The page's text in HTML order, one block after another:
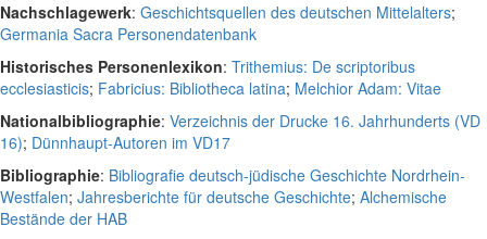
Nachschlagewerk: Geschichtsquellen des deutschen Mittelalters;
Germania Sacra Personendatenbank
Historisches Personenlexikon: Trithemius: De scriptoribus
ecclesiasticis; Fabricius: Bibliotheca latina; Melchior Adam: Vitae
Nationalbibliographie: Verzeichnis der Drucke 16. Jahrhunderts (VD
16); Dünnhaupt-Autoren im VD17
Bibliographie: Bibliografie deutsch-jüdische Geschichte Nordrhein-
Westfalen; Jahresberichte für deutsche Geschichte; Alchemische
Bestände der HAB